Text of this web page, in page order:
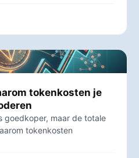
tokenkosten je
goedkoper, maar de totale
tokenkosten